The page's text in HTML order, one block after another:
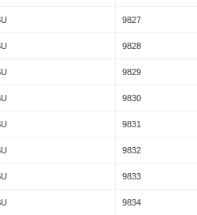
9827
9828
9829
9830
9831
9832
9833
9834